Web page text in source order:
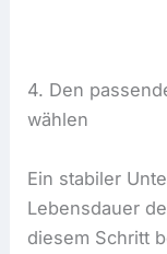
4. Den
wählen
Ein stabiler
Lebensdauer
diesem Schritt